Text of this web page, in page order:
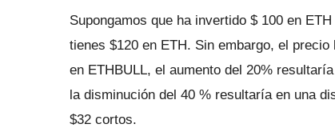
Supongamos que ha invertido $ 100 en
tienes $120 en ETH. Sin embargo, el precio
en ETHBULL, el aumento del 20%
la disminución del 40 % resultaría en una
$32 cortos.